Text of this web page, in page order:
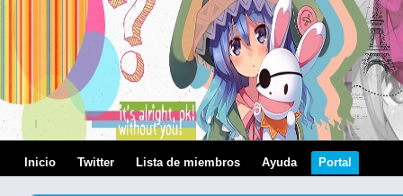
Inicio Twitter Lista de miembros Ayuda Portal